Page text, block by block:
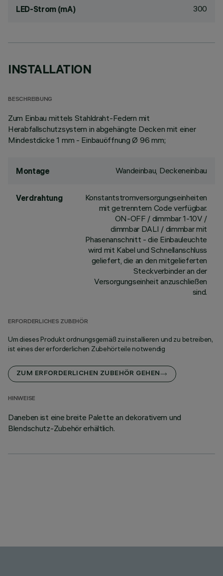
LED-Strom (mA) 300
INSTALLATION
BESCHREIBUNG
Zum Einbau mittels Stahldraht-Federn mit
Herabfallschutzsystem in abgehängte Decken mit einer
Mindestdicke 1 mm - Einbauöffnung Ø 96 mm;
Montage Wandeinbau, Deckeneinbau
Verdrahtung
Konstantstromversorgungseinheiten
mit getrenntem Code verfügbar.
ON-OFF / dimmbar 1-10V /
dimmbar DALI / dimmbar mit
Phasenanschnitt - die Einbauleuchte
wird mit Kabel und Schnellanschluss
geliefert, die an den mitgelieferten
Steckverbinder an der
Versorgungseinheit anzuschließen
sind.
ERFORDERLICHES ZUBEHÖR
Um dieses Produkt ordnungsgemäß zu installieren und zu betreiben,
ist eines der erforderlichen Zubehörteile notwendig
ZUM ERFORDERLICHEN ZUBEHÖR GEHEN
HINWEISE
Daneben ist eine breite Palette an dekorativem und
Blendschutz-Zubehör erhältlich.